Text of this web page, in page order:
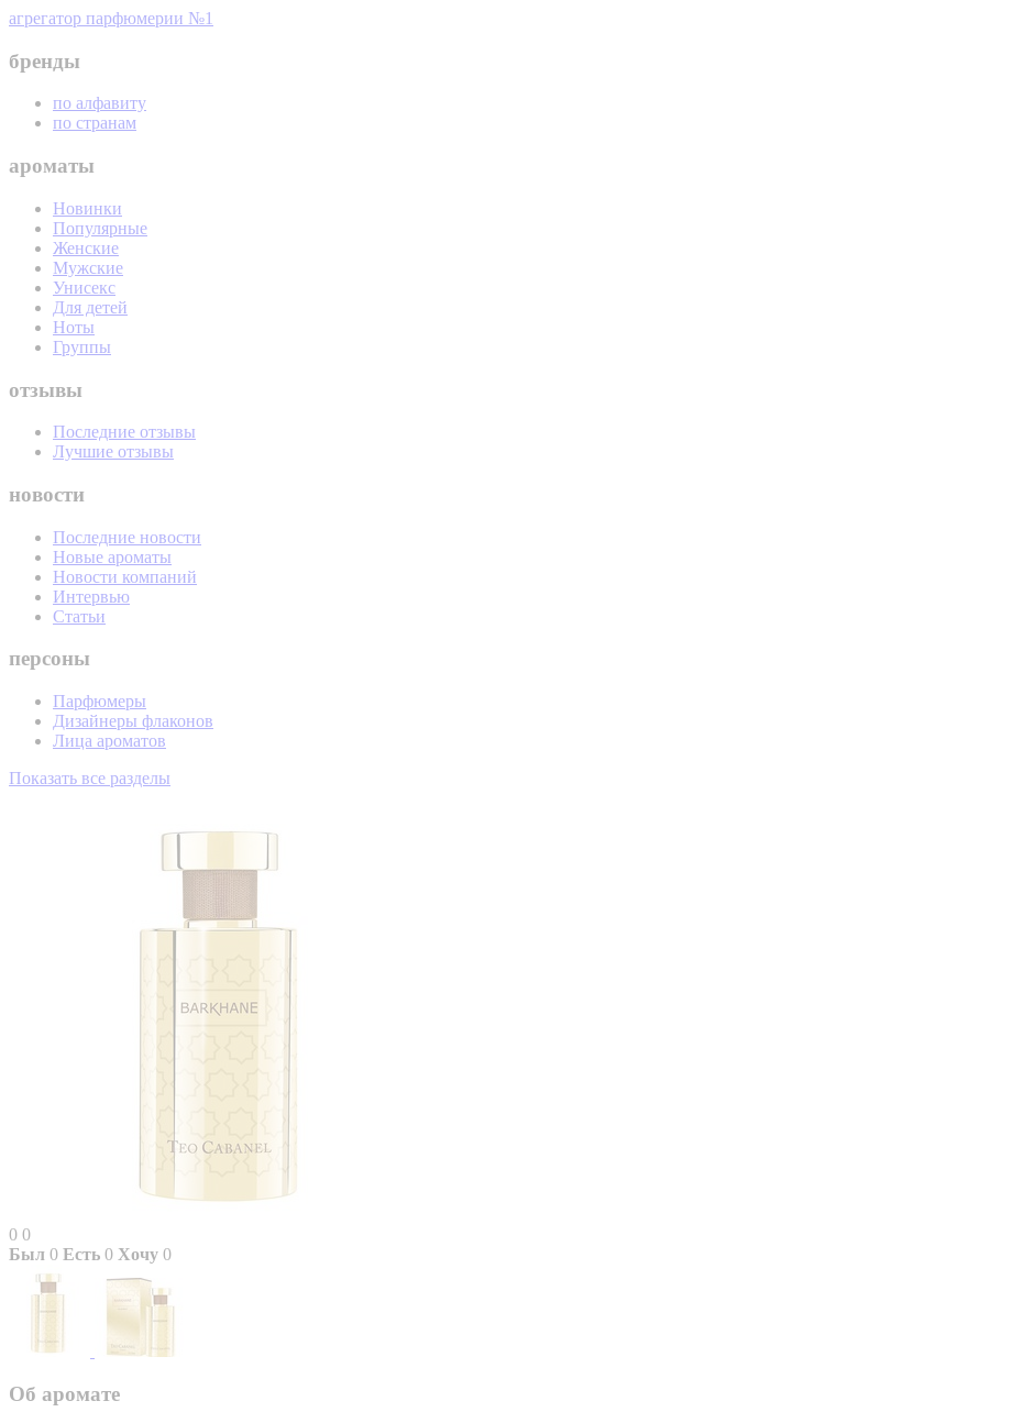
агрегатор парфюмерии №1
бренды
по алфавиту
по странам
ароматы
Новинки
Популярные
Женские
Мужские
Унисекс
Для детей
Ноты
Группы
отзывы
Последние отзывы
Лучшие отзывы
новости
Последние новости
Новые ароматы
Новости компаний
Интервью
Статьи
персоны
Парфюмеры
Дизайнеры флаконов
Лица ароматов
Показать все разделы
0 0
Был 0 Есть 0 Хочу 0
Об аромате